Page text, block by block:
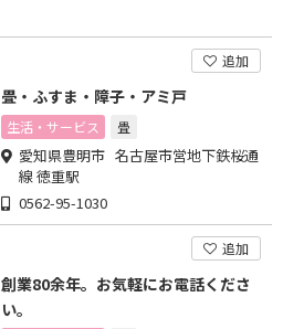
追加
畳・ふすま・障子・アミ戸
生活・サービス 畳
愛知県豊明市 名古屋市営地下鉄桜通
線 徳重駅
0562-95-1030
追加
創業80余年。お気軽にお電話くださ
い。